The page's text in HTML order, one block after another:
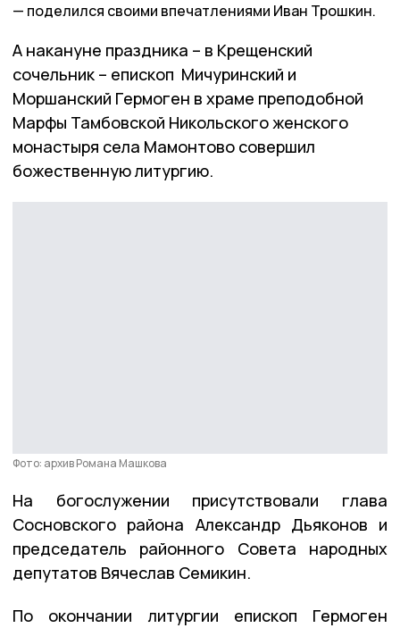
поделился своими впечатлениями Иван Трошкин.
А накануне праздника – в Крещенский
сочельник – епископ Мичуринский и
Моршанский Гермоген в храме преподобной
Марфы Тамбовской Никольского женского
монастыря села Мамонтово совершил
божественную литургию.
Фото: архив Романа Машкова
На богослужении присутствовали глава
Сосновского района Александр Дьяконов и
председатель районного Совета народных
депутатов Вячеслав Семикин.
По окончании литургии епископ Гермоген